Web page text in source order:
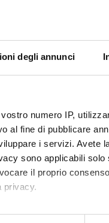
degli annunci
numero IP,
al fine di pubblicare
i servizi. Avete
sono applicabili solo
il proprio
privacy.
Paola